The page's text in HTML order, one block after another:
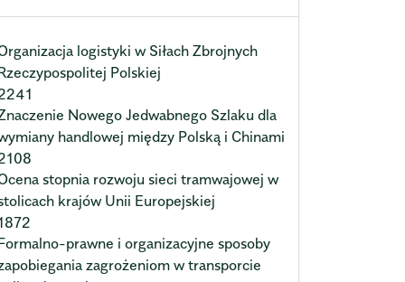
logistyki w Siłach Zbrojnych
Polskiej
Nowego Jedwabnego Szlaku dla
handlowej między Polską i Chinami
stopnia rozwoju sieci tramwajowej w
krajów Unii Europejskiej
prawne i organizacyjne sposoby
zagrożeniom w transporcie